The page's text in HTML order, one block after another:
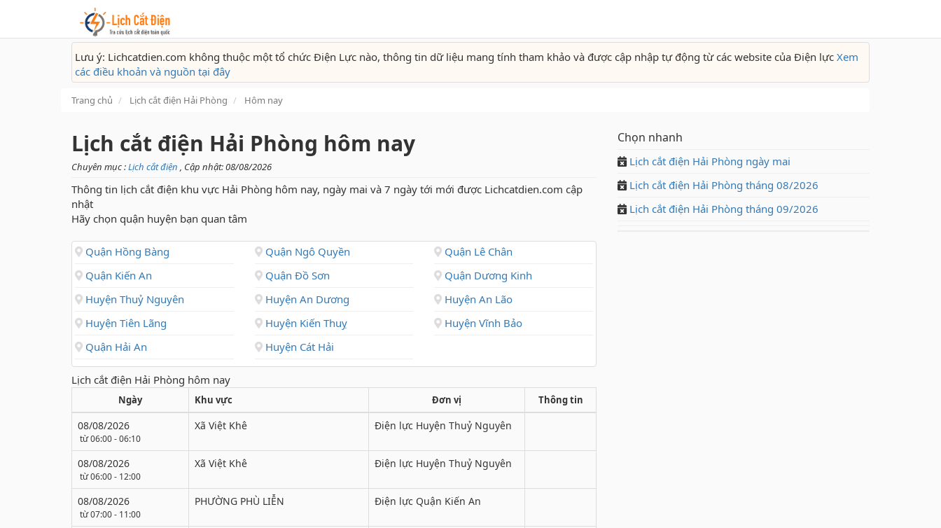
Lưu ý: Lichcatdien.com không thuộc một tổ chức Điện Lực nào, thông tin dữ liệu mang tính tham khảo và được cập nhập tự động từ các website của Điện lực Xem
các điều khoản và nguồn tại đây
Trang chủ Lịch cắt điện Hải Phòng Hôm nay
Lịch cắt điện Hải Phòng hôm nay
Chuyên mục :Lịch cắt điện , Cập nhật: 08/08/2026
Thông tin lịch cắt điện khu vực Hải Phòng hôm nay, ngày mai và 7 ngày tới mới được Lichcatdien.com cập
nhật
Hãy chọn quận huyện bạn quan tâm
Quận Hồng Bàng Quận Ngô Quyền
Quận Lê Chân
Quận Kiến An
Quận Đồ Sơn
Quận Dương Kinh
Huyện Thuỷ Nguyên
Huyện An Dương
Huyện An Lão
Huyện Tiên Lãng
Huyện Kiến Thuỵ
Huyện Vĩnh Bảo
Quận Hải An
Huyện Cát Hải
Lịch cắt điện Hải Phòng hôm nay
Ngày Khu vực Đơn vị Thông tin
08/08/2026
từ 06:00 - 06:10
Xã Việt Khê Điện lực Huyện Thuỷ Nguyên
08/08/2026
từ 06:00 - 12:00
Xã Việt Khê Điện lực Huyện Thuỷ Nguyên
08/08/2026
từ 07:00 - 11:00
PHƯỜNG PHÙ LIỄN Điện lực Quận Kiến An
Chọn nhanh
Lịch cắt điện Hải Phòng ngày mai
Lịch cắt điện Hải Phòng tháng 08/2026
Lịch cắt điện Hải Phòng tháng 09/2026